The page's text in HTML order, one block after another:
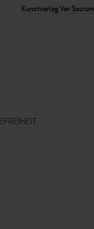
Kunstverlag Ver Sacrum